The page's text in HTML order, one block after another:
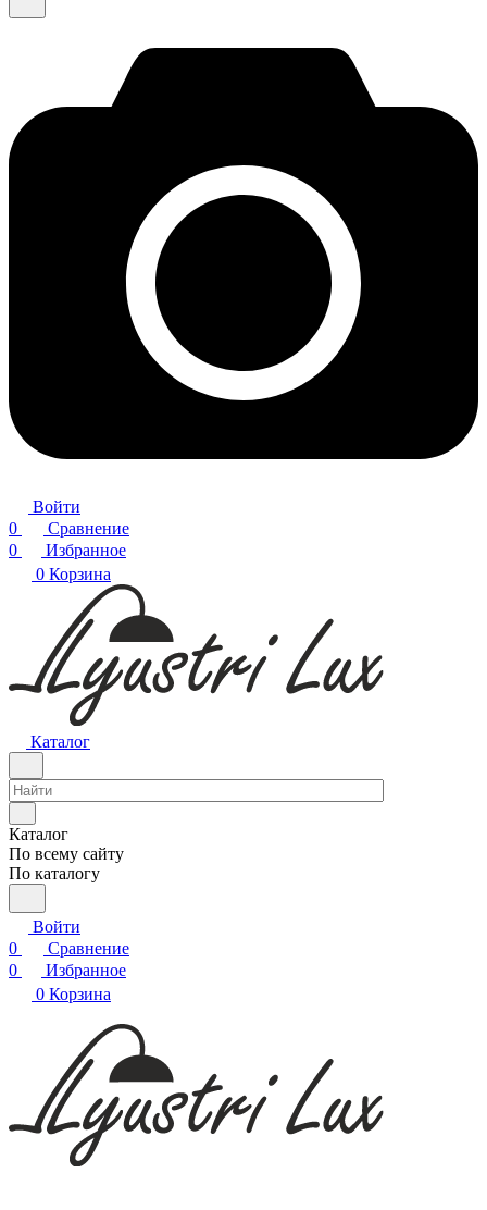
Войти
0
Сравнение
0
Избранное
0 Корзина
Каталог
Каталог
По всему сайту
По каталогу
Войти
0
Сравнение
0
Избранное
0 Корзина